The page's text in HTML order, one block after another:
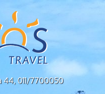
44, 011/7700050